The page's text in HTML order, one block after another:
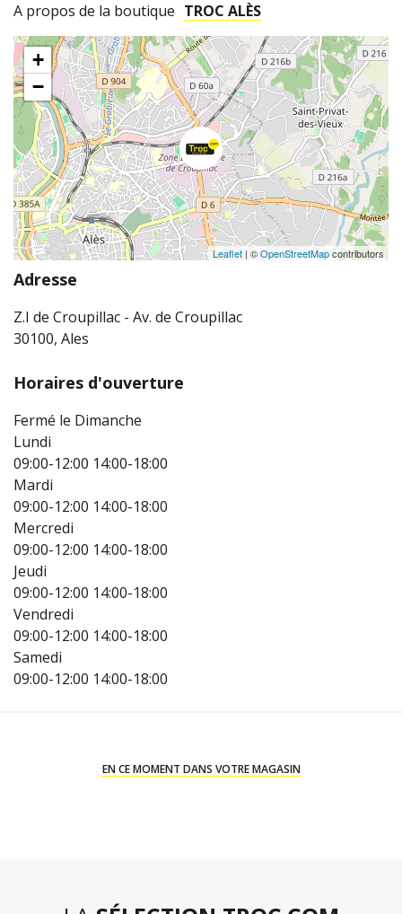
A propos de la boutique TROC ALÈS
+
−
Leaflet | ©OpenStreetMapcontributors
Adresse
Z.I de Croupillac - Av. de Croupillac
30100, Ales
Horaires d'ouverture
Fermé le Dimanche
Lundi
09:00-12:00 14:00-18:00
Mardi
09:00-12:00 14:00-18:00
Mercredi
09:00-12:00 14:00-18:00
Jeudi
09:00-12:00 14:00-18:00
Vendredi
09:00-12:00 14:00-18:00
Samedi
09:00-12:00 14:00-18:00
EN CE MOMENT DANS VOTRE MAGASIN